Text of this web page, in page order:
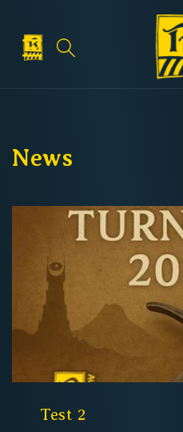
Inhalt
News
Test 2
Versand & Lieferung
Kostenloser Versand
Deutschland: ab
Österreich & EU: ab
Nicht-EU: kein
Lieferungen in Nicht-